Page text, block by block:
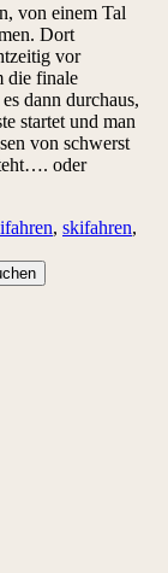
von einem Tal
Dort
vor
die finale
dann durchaus,
startet und man
von schwerst
oder
, skifahren,